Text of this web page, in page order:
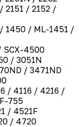
2151 / 2152 /
1450 / ML-1451 /
SCX-4500
/ 3051N
/ 3471ND
/ 4116 / 4216 /
755
/ 4521F
/ 4720